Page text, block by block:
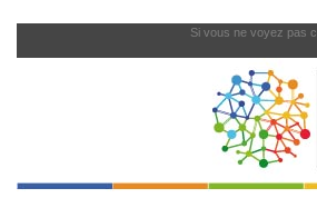
Si vous ne voyez pas